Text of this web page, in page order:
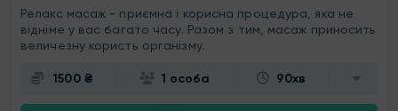
Релакс масаж - приємна і корисна процедура, яка не
відніме у вас багато часу. Разом з тим, масаж приносить
величезну користь організму.
1500 ₴ 1 особа 90хв